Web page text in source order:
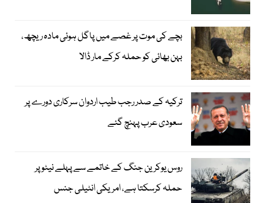
بچے کی موت پر غصے میں پاگل ہوئی مادہ ریچھ،
بہن بھائی کو حملہ کرکے مار ڈالا
ترکیہ کے صدر رجب طیب اردوان سرکاری دورے پر
سعودی عرب پہنچ گئے
روس یوکرین جنگ کے خاتمے سے پہلے نیٹو پر
حملہ کرسکتا ہے، امریکی انٹیلی جنس